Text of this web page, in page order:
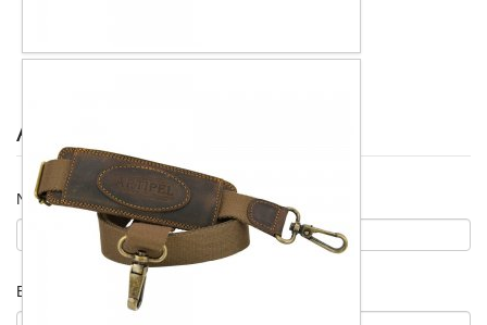
Anfrage senden
Name*
E-Mail